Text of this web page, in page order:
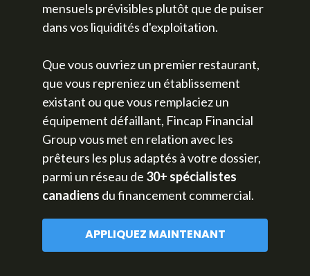
mensuels prévisibles plutôt que de puiser
dans vos liquidités d'exploitation.
Que vous ouvriez un premier restaurant,
que vous repreniez un établissement
existant ou que vous remplaciez un
équipement défaillant, Fincap Financial
Group vous met en relation avec les
prêteurs les plus adaptés à votre dossier,
parmi un réseau de 30+ spécialistes
canadiens du financement commercial.
APPLIQUEZ MAINTENANT